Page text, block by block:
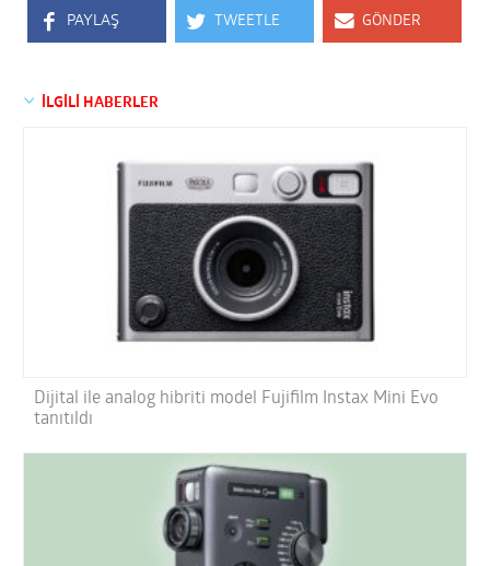
PAYLAŞ TWEETLE GÖNDER
İLGİLİ HABERLER
Dijital ile analog hibriti model Fujifilm Instax Mini Evo
tanıtıldı